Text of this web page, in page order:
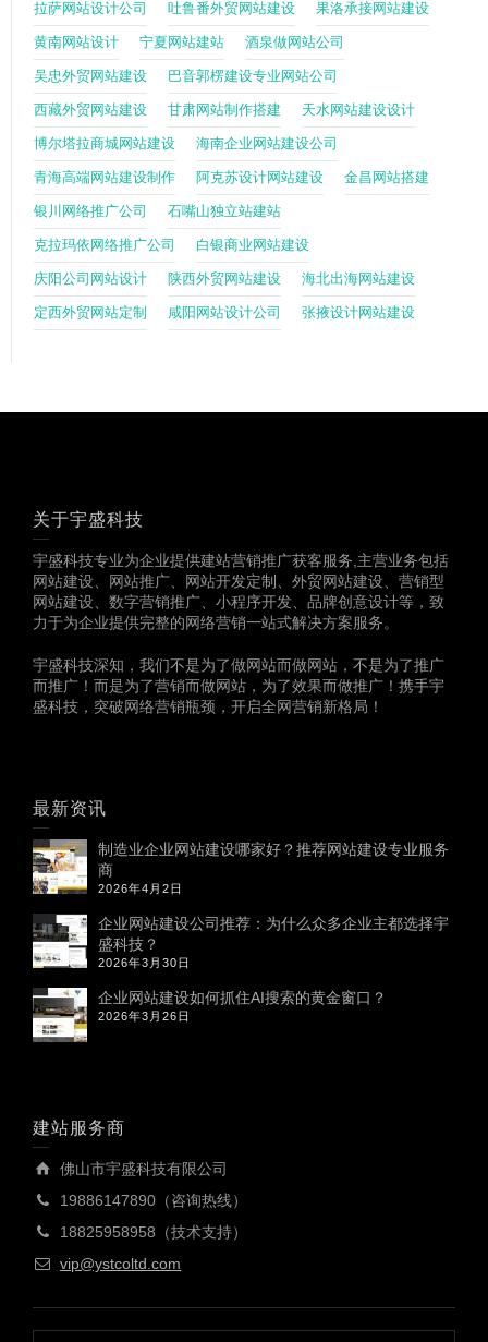
拉萨网站设计公司 吐鲁番外贸网站建设 果洛承接网站建设
黄南网站设计 宁夏网站建站 酒泉做网站公司
吴忠外贸网站建设 巴音郭楞建设专业网站公司
西藏外贸网站建设 甘肃网站制作搭建 天水网站建设设计
博尔塔拉商城网站建设 海南企业网站建设公司
青海高端网站建设制作 阿克苏设计网站建设 金昌网站搭建
银川网络推广公司 石嘴山独立站建站
克拉玛依网络推广公司 白银商业网站建设
庆阳公司网站设计 陕西外贸网站建设 海北出海网站建设
定西外贸网站定制 咸阳网站设计公司 张掖设计网站建设
关于宇盛科技
宇盛科技专业为企业提供建站营销推广获客服务,主营业务包括
网站建设、网站推广、网站开发定制、外贸网站建设、营销型
网站建设、数字营销推广、小程序开发、品牌创意设计等，致
力于为企业提供完整的网络营销一站式解决方案服务。
宇盛科技深知，我们不是为了做网站而做网站，不是为了推广
而推广！而是为了营销而做网站，为了效果而做推广！携手宇
盛科技，突破网络营销瓶颈，开启全网营销新格局！
最新资讯
制造业企业网站建设哪家好？推荐网站建设专业服务
商
2026年4月2日
企业网站建设公司推荐：为什么众多企业主都选择宇
盛科技？
2026年3月30日
企业网站建设如何抓住AI搜索的黄金窗口？
2026年3月26日
建站服务商
佛山市宇盛科技有限公司
19886147890（咨询热线）
18825958958（技术支持）
vip@ystcoltd.com